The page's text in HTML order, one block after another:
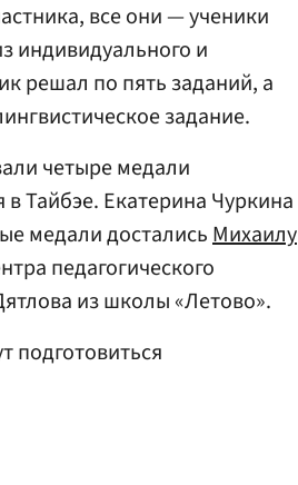
все они — ученики
индивидуального и
решал по пять заданий, а
задание.
четыре медали
Тайбэе. Екатерина Чуркина
медали досталисьМихаилу
педагогического
из школы «Летово».
подготовиться